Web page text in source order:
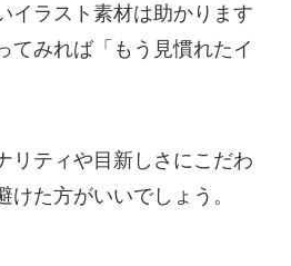
イラスト素材は助かります
てみれば「もう見慣れたイ
リティや目新しさにこだわ
けた方がいいでしょう。